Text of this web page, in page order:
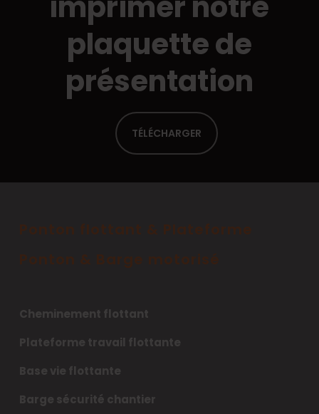
plaquette de
présentation
TÉLÉCHARGER
Cheminement flottant
Plateforme travail flottante
Base vie flottante
Barge sécurité chantier